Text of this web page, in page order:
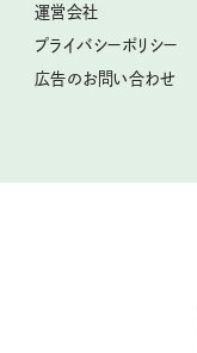
猫と一緒に心地いい暮
豆柴・まもるくんの旅日
柳沢小実さんのお散歩
valoさんのかわいいも
コウケンテツのヒトワ
ノーラのフィンランド旅
運営会社
プライバシーポリシー
広告のお問い合わせ